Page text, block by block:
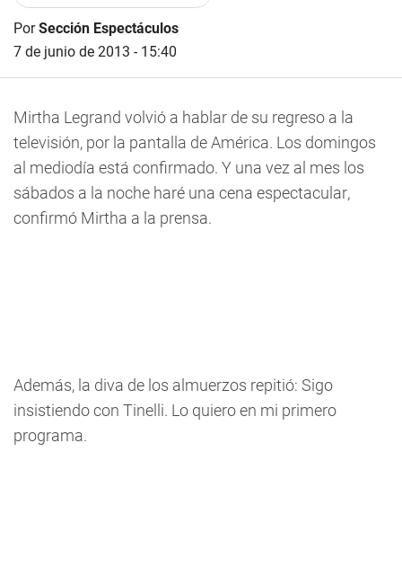
PorSección Espectáculos
7 de junio de 2013 - 15:40
Mirtha Legrand volvió a hablar de su regreso a la
televisión, por la pantalla de América. Los domingos
al mediodía está confirmado. Y una vez al mes los
sábados a la noche haré una cena espectacular,
confirmó Mirtha a la prensa.
Además, la diva de los almuerzos repitió: Sigo
insistiendo con Tinelli. Lo quiero en mi primero
programa.